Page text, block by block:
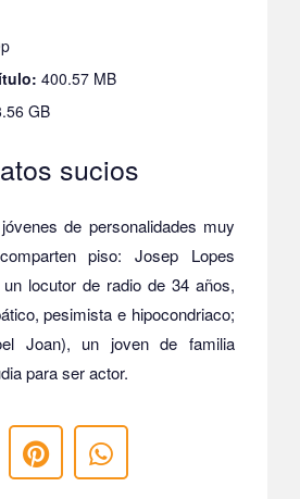
400.57 MB
GB
sucios
de personalidades muy
piso: Josep Lopes
locutor de radio de 34 años,
pesimista e hipocondriaco;
Joan), un joven de familia
para ser actor.